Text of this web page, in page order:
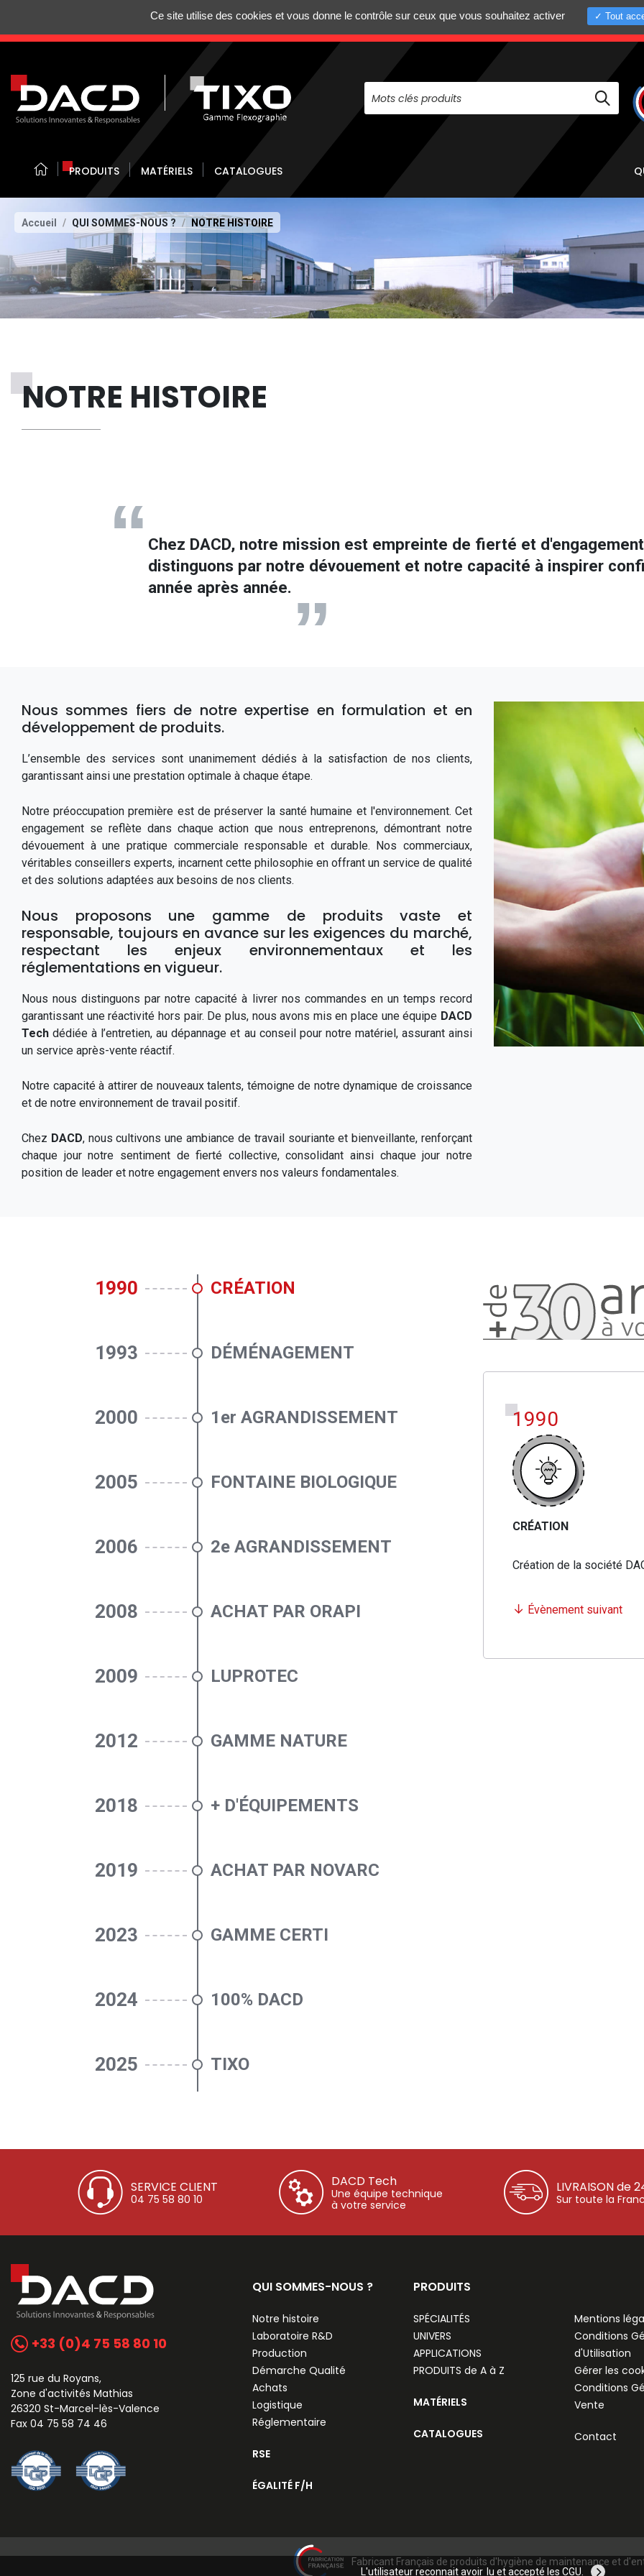
N'HÉSITEZ PAS À NOUS CONTACTER AU +33 (0)4 75 58
PRODUITS MATÉRIELS CATALOGUES
Accueil QUI SOMMES-NOUS ? NOTRE HISTOIRE
NOTRE HISTOIRE
Chez DACD, notre mission est empreinte de fierté et
distinguons par notre dévouement et notre capacité à inspirer
année après année.
Nous sommes fiers de notre expertise en formulation et en
développement de produits.
L’ensemble des services sont unanimement dédiés à la satisfaction de nos clients,
garantissant ainsi une prestation optimale à chaque étape.
Notre préoccupation première est de préserver la santé humaine et l'environnement. Cet
engagement se reflète dans chaque action que nous entreprenons, démontrant notre
dévouement à une pratique commerciale responsable et durable. Nos commerciaux,
véritables conseillers experts, incarnent cette philosophie en offrant un service de qualité
et des solutions adaptées aux besoins de nos clients.
Nous proposons une gamme de produits vaste et
responsable, toujours en avance sur les exigences du marché,
respectant les enjeux environnementaux et les
réglementations en vigueur.
Nous nous distinguons par notre capacité à livrer nos commandes en un temps record
garantissant une réactivité hors pair. De plus, nous avons mis en place une équipe DACD
Tech dédiée à l’entretien, au dépannage et au conseil pour notre matériel, assurant ainsi
un service après-vente réactif.
Notre capacité à attirer de nouveaux talents, témoigne de notre dynamique de croissance
et de notre environnement de travail positif.
Chez DACD, nous cultivons une ambiance de travail souriante et bienveillante, renforçant
chaque jour notre sentiment de fierté collective, consolidant ainsi chaque jour notre
position de leader et notre engagement envers nos valeurs fondamentales.
1990 CRÉATION
1993 DÉMÉNAGEMENT
2000 1er AGRANDISSEMENT
2005 FONTAINE BIOLOGIQUE
2006 2e AGRANDISSEMENT
2008 ACHAT PAR ORAPI
2009 LUPROTEC
2012 GAMME NATURE
2018 + D'ÉQUIPEMENTS
2019 ACHAT PAR NOVARC
2023 GAMME CERTI
2024 100% DACD
2025 TIXO
1990
CRÉATION
Création de la société
↓ Évènement suivant
SERVICE CLIENT
04 75 58 80 10
DACD Tech
Une équipe technique
à votre service
LIVRAISON de
Sur toute la
+33 (0)4 75 58 80 10
125 rue du Royans,
Zone d'activités Mathias
26320 St-Marcel-lès-Valence
Fax 04 75 58 74 46
QUI SOMMES-NOUS ?
Notre histoire
Laboratoire R&D
Production
Démarche Qualité
Achats
Logistique
Réglementaire
RSE
ÉGALITÉ F/H
PRODUITS
SPÉCIALITÉS
UNIVERS
APPLICATIONS
PRODUITS de A à Z
MATÉRIELS
CATALOGUES
Mentions
Conditions
d'Utilisation
Gérer les
Conditions
Vente
Contact
Fabricant Français de produits d'hygiène de maintenance et
L'utilisateur reconnait avoir lu et accepté les CGU
Ce site utilise des cookies et vous donne le contrôle sur ceux que vous souhaitez activer Tout